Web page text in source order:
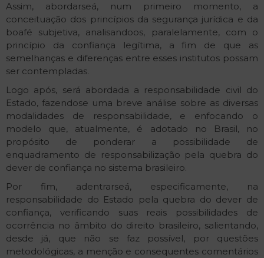
Assim, abordar­se­á, num primeiro momento, a
conceituação dos princípios da segurança jurídica e da
boa­fé subjetiva, analisando­os, paralelamente, com o
princípio da confiança legítima, a fim de que as
semelhanças e diferenças entre esses institutos possam
ser contempladas.
Logo após, será abordada a responsabilidade civil do
Estado, fazendo­se uma breve análise sobre as diversas
modalidades de responsabilidade, e enfocando o
modelo que, atualmente, é adotado no Brasil, no
propósito de ponderar a possibilidade de
enquadramento de responsabilização pela quebra do
dever de confiança no sistema brasileiro.
Por fim, adentrar­se­á, especificamente, na
responsabilidade do Estado pela quebra do dever de
confiança, verificando suas reais possibilidades de
ocorrência no âmbito do direito brasileiro, salientando,
desde já, que não se faz possível, por questões
metodológicas, a menção e consequentes comentários